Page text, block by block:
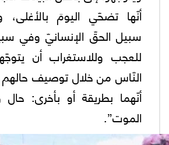
أنّها تضحّي اليومَ
سبيل الحقّ الإنسانيّ وفي
للعجب وللاستغراب أن
النّاس من خلال توصيف
أنّهما بطريقة أو بأخرى:
الموت”.